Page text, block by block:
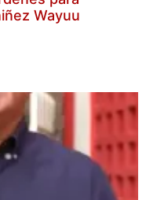
Wayuu